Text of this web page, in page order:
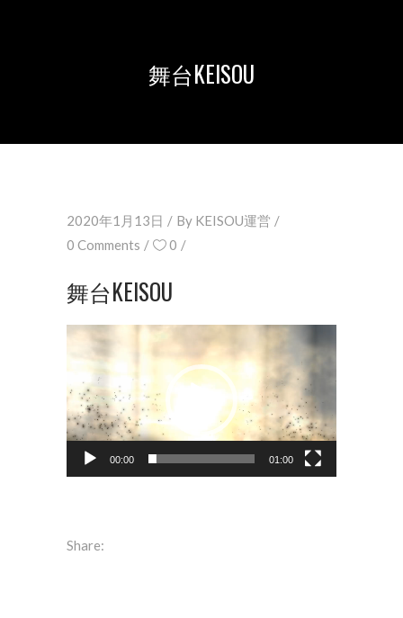
舞台KEISOU
2020年1月13日 By KEISOU運営
0 Comments
0
舞台KEISOU
動
画
プ
レ
ー
ー
00:00 01:00
Share: